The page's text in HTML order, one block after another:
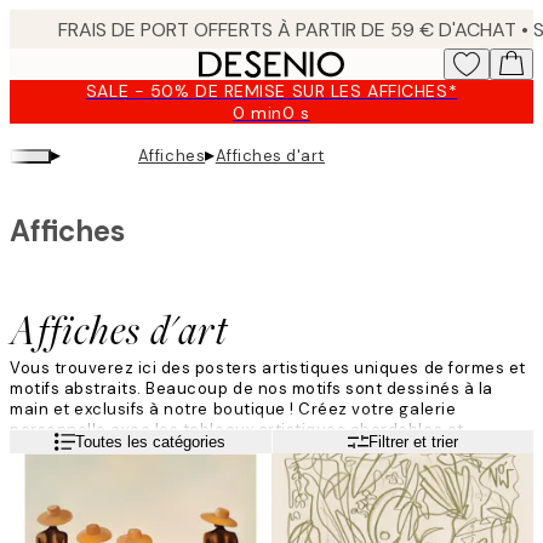
content.SALE - 50% DE REMISE SUR LES AFFICHES*
0 min0 s
Valable
jusqu'au
:
▸ Affiches▸Affiches d'art
Affiches d'art
Affiches
Vous trouverez ici des posters artistiques uniques de formes et
motifs abstraits. Beaucoup de nos motifs sont dessinés à la
main et exclusifs à notre boutique !Créez votre galerie
personnelle avec les tableaux artistiques abordable s et
modernesde Desenio.
Lire la suiteToutes les catégories Filtrer et trier